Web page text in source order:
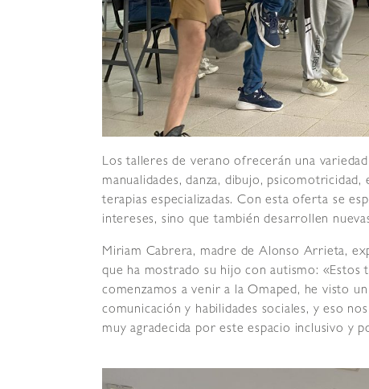
Los talleres de verano ofrecerán una
manualidades, danza, dibujo,
terapias especializadas. Con esta oferta se
intereses, sino que también desarrollen
Miriam Cabrera, madre de Alonso Arrieta,
que ha mostrado su hijo con autismo: «Estos
comenzamos a venir a la Omaped, he visto
comunicación y habilidades sociales, y eso
muy agradecida por este espacio inclusivo y